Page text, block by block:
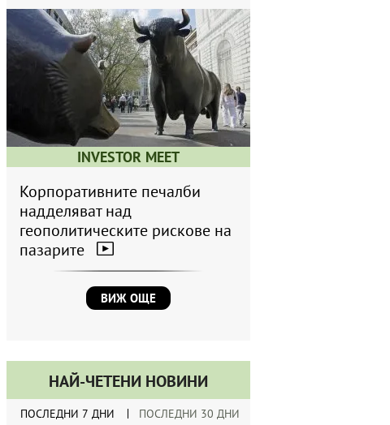
INVESTOR MEET
Корпоративните печалби
надделяват над
геополитическите рискове на
пазарите
ВИЖ ОЩЕ
НАЙ-ЧЕТЕНИ НОВИНИ
ПОСЛЕДНИ 7 ДНИ ПОСЛЕДНИ 30 ДНИ